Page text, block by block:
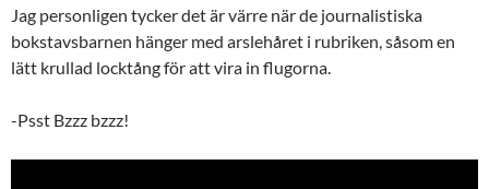
Jag personligen tycker det är värre när de journalistiska
bokstavsbarnen hänger med arslehåret i rubriken, såsom en
lätt krullad locktång för att vira in flugorna.
-Psst Bzzz bzzz!